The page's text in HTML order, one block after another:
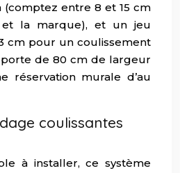
(comptez entre 8 et 15 cm
la marque), et un jeu
cm pour un coulissement
de 80 cm de largeur
réservation murale d’au
coulissantes
à installer, ce système